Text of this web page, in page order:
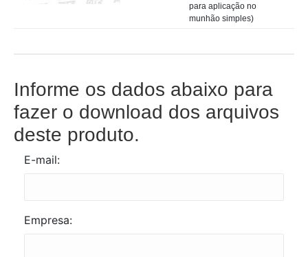
para aplicação no
munhão simples)
Informe os dados abaixo para
fazer o download dos arquivos
deste produto.
E-mail:
Empresa: